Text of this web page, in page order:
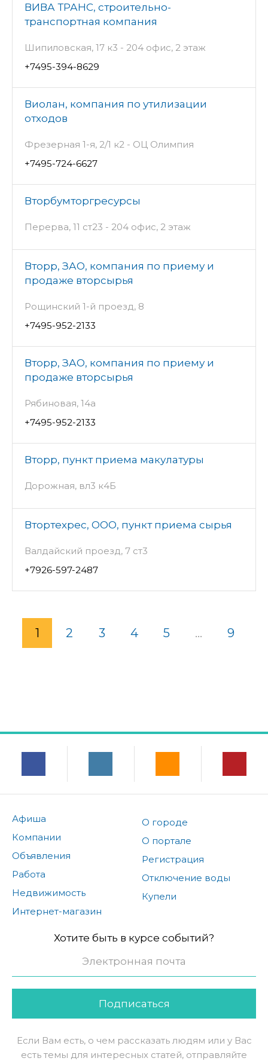
ВИВА ТРАНС, строительно-
транспортная компания
Шипиловская, 17 к3 - 204 офис, 2 этаж
+7495-394-8629
Виолан, компания по утилизации
отходов
Фрезерная 1-я, 2/1 к2 - ОЦ Олимпия
+7495-724-6627
Вторбумторгресурсы
Перерва, 11 ст23 - 204 офис, 2 этаж
Вторр, ЗАО, компания по приему и
продаже вторсырья
Рощинский 1-й проезд, 8
+7495-952-2133
Вторр, ЗАО, компания по приему и
продаже вторсырья
Рябиновая, 14а
+7495-952-2133
Вторр, пункт приема макулатуры
Дорожная, вл3 к4Б
Втортехрес, ООО, пункт приема сырья
Валдайский проезд, 7 ст3
+7926-597-2487
1 2 3 4 5 ... 9
Афиша
Компании
Объявления
Работа
Недвижимость
Интернет-магазин
О городе
О портале
Регистрация
Отключение воды
Купели
Хотите быть в курсе событий?
Подписаться
Если Вам есть, о чем рассказать людям или у Вас
есть темы для интересных статей, отправляйте